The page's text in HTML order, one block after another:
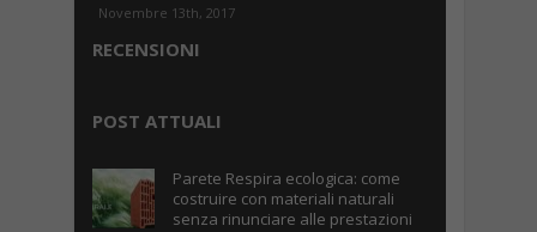
Novembre 13th, 2017
RECENSIONI
POST ATTUALI
Parete Respira ecologica: come
costruire con materiali naturali
senza rinunciare alle prestazioni